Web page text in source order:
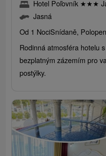
Hotel Poľovník ★★★
Jasná
Od 1 NociSnídaně,
Rodinná atmosféra hotelu
bezplatným zázemím pro
postýlky.